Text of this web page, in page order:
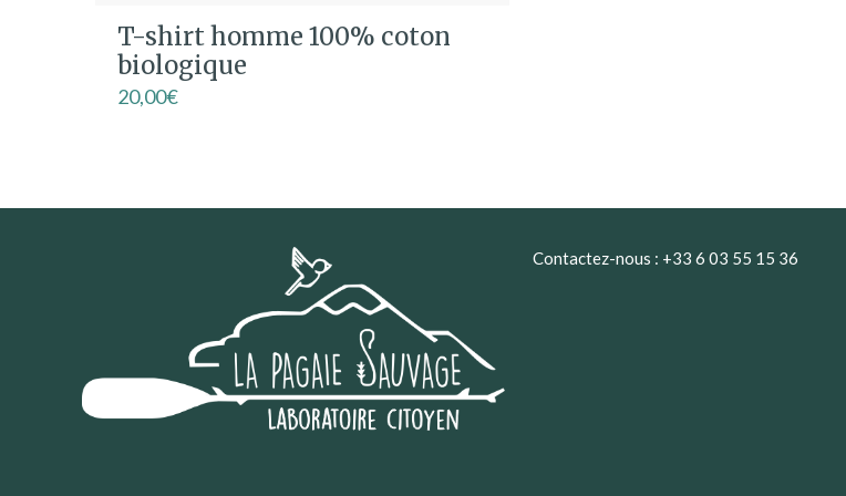
T-shirt homme 100% coton
biologique
20,00€
Contactez-nous : +33 6 03 55 15 36